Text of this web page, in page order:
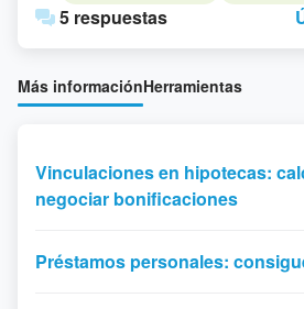
5 respuestas
Más informaciónHerramientas
Vinculaciones en hipotecas:
negociar bonificaciones
Préstamos personales: